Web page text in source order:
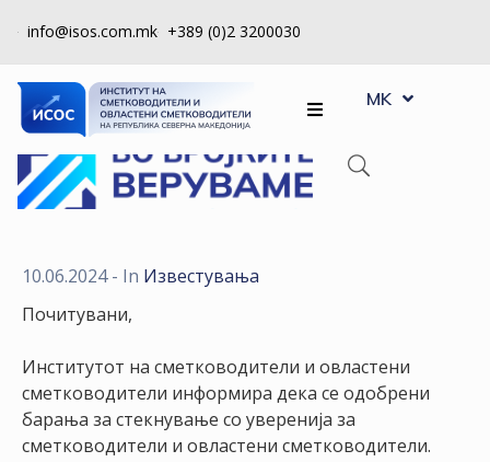
info@isos.com.mk +389 (0)2 3200030
ЗА
НАС
РЕГИСТРИ
КОНТРОЛА
КВАЛИТЕТ
КАКО
ДА
СТАНАМ
ЧЛЕН
MK
SQ
10.06.2024- In Известувања
Почитувани,
Институтот на сметководители и овластени
сметководители информира дека се одобрени
барања за стекнување со уверенија за
сметководители и овластени сметководители.